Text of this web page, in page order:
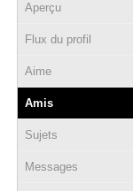
Aperçu
Flux du profil
Aime
Amis
Sujets
Messages